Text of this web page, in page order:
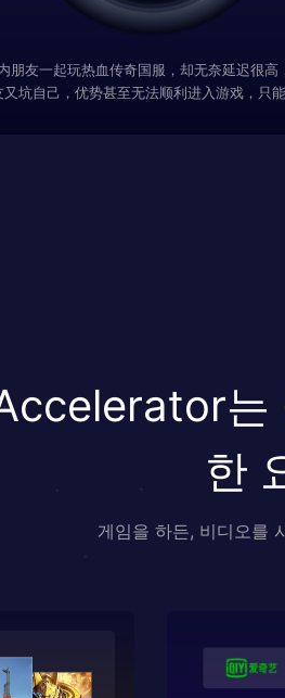
朋友一起玩热血传奇国服，却无奈延迟很高
坑自己，优势甚至无法顺利进入游戏，只能
는
한
게임을 하든, 비디오를